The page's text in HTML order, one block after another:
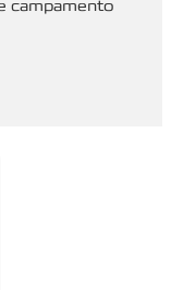
campamento